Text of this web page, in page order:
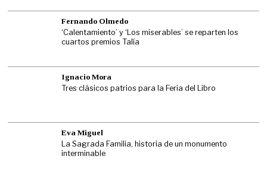
Fernando Olmedo
‘Calentamiento’ y ‘Los miserables’ se reparten los
cuartos premios Talía
Ignacio Mora
Tres clásicos patrios para la Feria del Libro
Eva Miguel
La Sagrada Familia, historia de un monumento
interminable